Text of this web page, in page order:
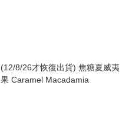
(12/8/26才恢復出貨) 焦糖夏威夷
果 Caramel Macadamia